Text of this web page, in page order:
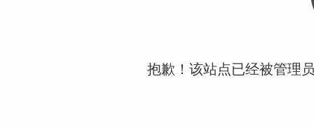
抱歉！该站点已经被管理